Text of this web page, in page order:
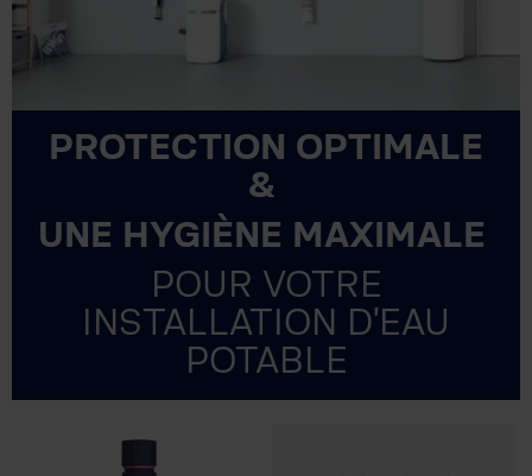
PROTECTION OPTIMALE
&
UNE HYGIÈNE MAXIMALE
POUR VOTRE
INSTALLATION D'EAU
POTABLE